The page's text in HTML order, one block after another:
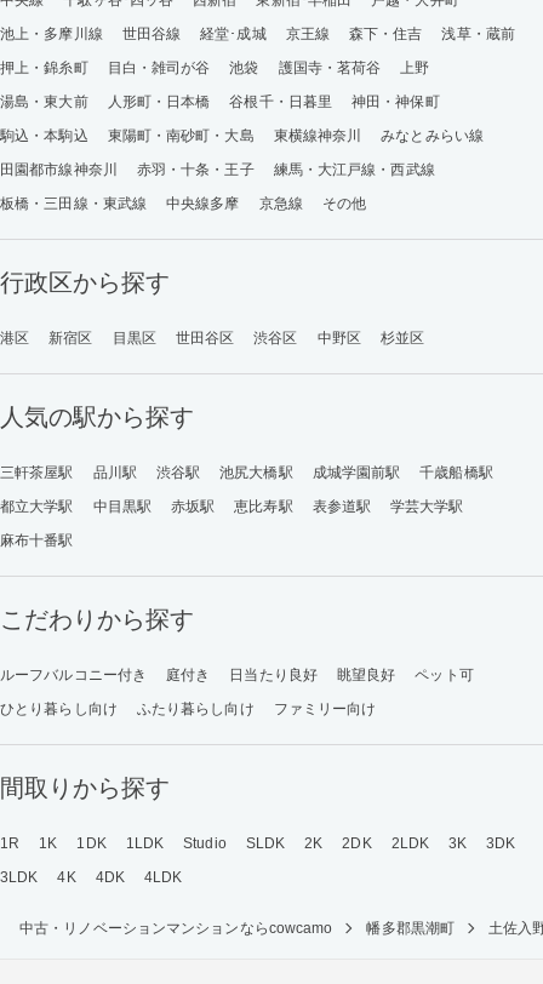
池上・多摩川線
世田谷線 経堂･成城 京王線 森下・住吉
浅草・蔵前
押上・錦糸町
目白・雑司が谷 池袋 護国寺・茗荷谷
上野
湯島・東大前
人形町・日本橋 谷根千・日暮里
神田・神保町
駒込・本駒込
東陽町・南砂町・大島 東横線神奈川
みなとみらい線
田園都市線神奈川
赤羽・十条・王子
練馬・大江戸線・西武線
板橋・三田線・東武線
中央線多摩 京急線 その他
行政区から探す
港区 新宿区 目黒区 世田谷区 渋谷区 中野区 杉並区
人気の駅から探す
三軒茶屋駅 品川駅 渋谷駅 池尻大橋駅 成城学園前駅
千歳船橋駅
都立大学駅
中目黒駅 赤坂駅 恵比寿駅 表参道駅
学芸大学駅
麻布十番駅
こだわりから探す
ルーフバルコニー付き 庭付き 日当たり良好 眺望良好
ペット可
ひとり暮らし向け
ふたり暮らし向け ファミリー向け
間取りから探す
1R 1K 1DK 1LDK Studio SLDK 2K 2DK 2LDK 3K
3DK
3LDK
4K 4DK 4LDK
中古・リノベーションマンションならcowcamo 幡多郡黒潮町 土佐入